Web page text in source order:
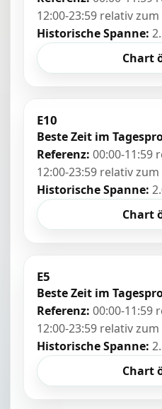
12:00-23:59 relativ
Historische Spanne:
Chart
E10
Beste Zeit im
Referenz: 00:00-11:59
12:00-23:59 relativ
Historische Spanne:
Chart
E5
Beste Zeit im
Referenz: 00:00-11:59
12:00-23:59 relativ
Historische Spanne:
Chart